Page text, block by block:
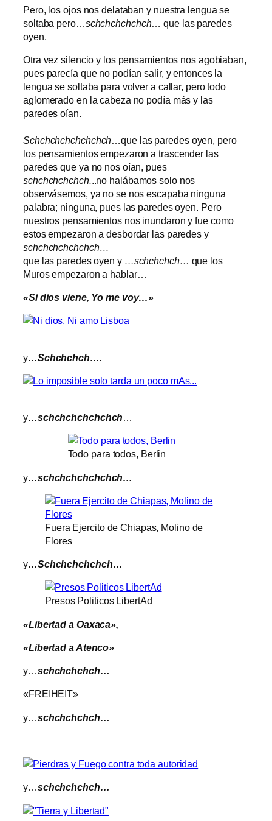
Pero, los ojos nos delataban y nuestra lengua se
soltaba pero… schchchchchch… que las paredes
oyen.
Otra vez silencio y los pensamientos nos agobiaban,
pues parecía que no podían salir, y entonces la
lengua se soltaba para volver a callar, pero todo
aglomerado en la cabeza no podía más y las
paredes oían.
Schchchchchchchch…que las paredes oyen, pero
los pensamientos empezaron a trascender las
paredes que ya no nos oían, pues
schchchchchch...no halábamos solo nos
observásemos, ya no se nos escapaba ninguna
palabra; ninguna, pues las paredes oyen. Pero
nuestros pensamientos nos inundaron y fue como
estos empezaron a desbordar las paredes y
schchchchchchch…
que las paredes oyen y …schchchch… que los
Muros empezaron a hablar…
«Si dios viene, Yo me voy…»
y…Schchchch….
y…schchchchchchch…
Todo para todos, Berlin
y…schchchchchchch…
Fuera Ejercito de Chiapas, Molino de
Flores
y…Schchchchchch…
Presos Politicos LibertAd
«Libertad a Oaxaca»,
«Libertad a Atenco»
y…schchchchch…
«FREIHEIT»
y… schchchchch…
y…schchchchch…